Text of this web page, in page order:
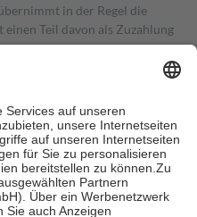
in der Regel die
Teil davon als Zuzahlung
in Höhe von zehn
nie mehr als die tatsächlichen
für Online-Apotheken.
beträgt die
sowie zehn Euro je